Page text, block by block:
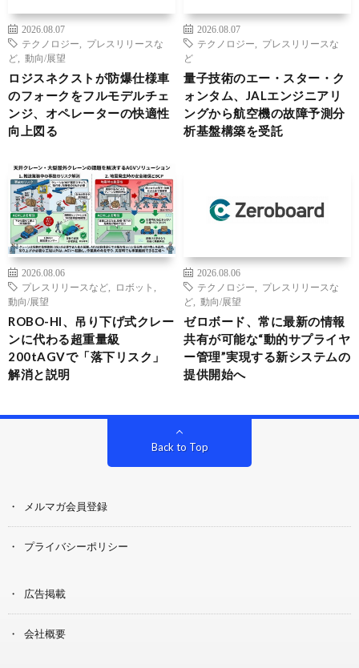
2026.08.07
テクノロジー
プレスリリースな
ど
動向/展望
ロジスネクストが防爆仕様車
のフォークをフルモデルチェ
ンジ、オペレーターの快適性
向上図る
2026.08.07
テクノロジー
プレスリリースな
ど
量子技術のエー・スター・ク
ォンタム、JALエンジニアリ
ングから航空機の故障予測分
析基盤構築を受託
2026.08.06
プレスリリースなど
ロボット
動向/展望
ROBO-HI、吊り下げ式クレー
ンに代わる超重量級
200tAGVで「落下リスク」
解消と説明
2026.08.06
テクノロジー
プレスリリースな
ど
動向/展望
ゼロボード、常に最新の情報
共有が可能な“動的サプライヤ
ー管理”実現する新システムの
提供開始へ
Back to Top
メルマガ会員登録
プライバシーポリシー
広告掲載
会社概要